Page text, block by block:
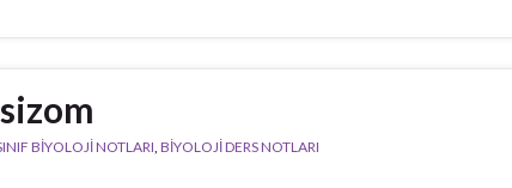
BİYOLOJİ NOTLARI, BİYOLOJİ DERS NOTLARI